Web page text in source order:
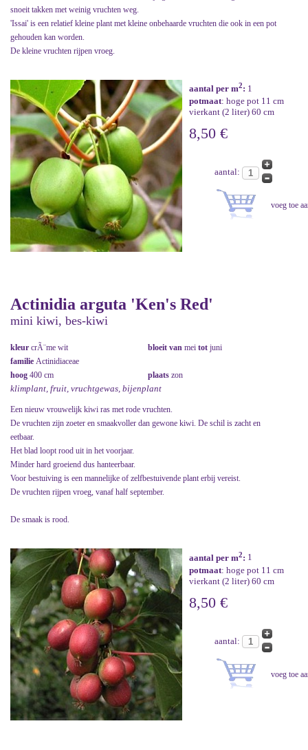
snoeit takken met weinig vruchten weg.
'Issai' is een relatief kleine plant met kleine onbehaarde vruchten die ook in een pot
gehouden kan worden.
De kleine vruchten rijpen vroeg.
aantal per m2: 1
potmaat: hoge pot 11 cm
vierkant (2 liter) 60 cm
8,50 €
aantal:
Actinidia arguta 'Ken's Red'
mini kiwi, bes-kiwi
kleur crÃ¨me wit bloeit van mei tot juni
familie Actinidiaceae
hoog 400 cm plaats zon
klimplant, fruit, vruchtgewas, bijenplant
Een nieuw vrouwelijk kiwi ras met rode vruchten.
De vruchten zijn zoeter en smaakvoller dan gewone kiwi. De schil is zacht en
eetbaar.
Het blad loopt rood uit in het voorjaar.
Minder hard groeiend dus hanteerbaar.
Voor bestuiving is een mannelijke of zelfbestuivende plant erbij vereist.
De vruchten rijpen vroeg, vanaf half september.
De smaak is rood.
aantal per m2: 1
potmaat: hoge pot 11 cm
vierkant (2 liter) 60 cm
8,50 €
aantal: